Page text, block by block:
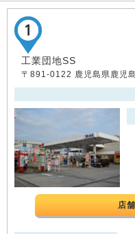
工業団地SS
〒891-0122 鹿児島県鹿児
店